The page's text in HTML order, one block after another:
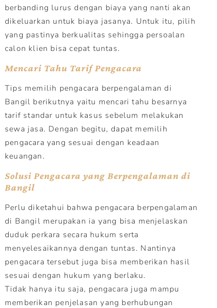
berbanding lurus dengan biaya yang nanti akan
dikeluarkan untuk biaya jasanya. Untuk itu, pilih
yang pastinya berkualitas sehingga persoalan
calon klien bisa cepat tuntas.
Mencari Tahu Tarif Pengacara
Tips memilih pengacara berpengalaman di
Bangil berikutnya yaitu mencari tahu besarnya
tarif standar untuk kasus sebelum melakukan
sewa jasa. Dengan begitu, dapat memilih
pengacara yang sesuai dengan keadaan
keuangan.
Solusi Pengacara yang Berpengalaman di
Bangil
Perlu diketahui bahwa pengacara berpengalaman
di Bangil merupakan ia yang bisa menjelaskan
duduk perkara secara hukum serta
menyelesaikannya dengan tuntas. Nantinya
pengacara tersebut juga bisa memberikan hasil
sesuai dengan hukum yang berlaku.
Tidak hanya itu saja, pengacara juga mampu
memberikan penjelasan yang berhubungan